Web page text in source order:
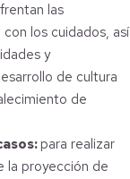
las
los cuidados, así
y
de cultura
de
para realizar
la proyección de